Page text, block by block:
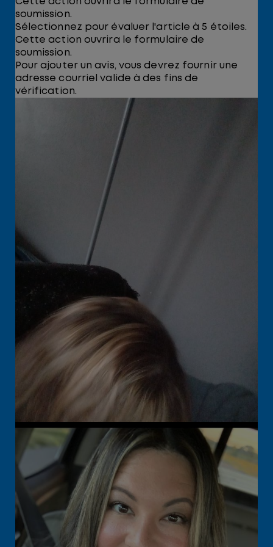
soumission.
Sélectionnez pour évaluer l'article à 5 étoiles.
Cette action ouvrira le formulaire de
soumission.
Pour ajouter un avis, vous devrez fournir une
adresse courriel valide à des fins de
vérification.